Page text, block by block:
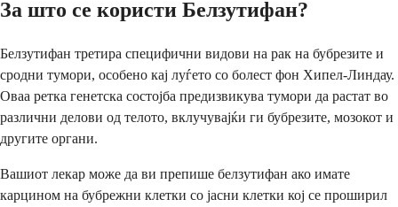
За што се користи Белзутифан?
Белзутифан третира специфични видови на рак на бубрезите и
сродни тумори, особено кај луѓето со болест фон Хипел-Линдау.
Оваа ретка генетска состојба предизвикува тумори да растат во
различни делови од телото, вклучувајќи ги бубрезите, мозокот и
другите органи.
Вашиот лекар може да ви препише белзутифан ако имате
карцином на бубрежни клетки со јасни клетки кој се проширил